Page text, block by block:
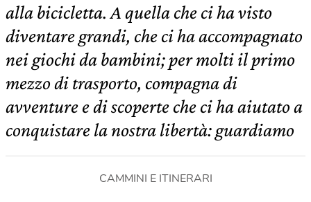
alla bicicletta. A quella che ci ha visto
diventare grandi, che ci ha accompagnato
nei giochi da bambini; per molti il primo
mezzo di trasporto, compagna di
avventure e di scoperte che ci ha aiutato a
conquistare la nostra libertà: guardiamo
CAMMINI E ITINERARI